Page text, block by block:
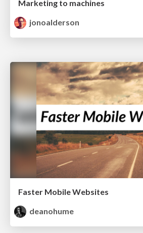
Marketing to machines
jonoalderson
Faster Mobile Websites
deanohume